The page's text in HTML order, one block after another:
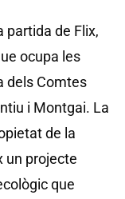
partida de Flix,
ocupa les
dels Comtes
i Montgai. La
de la
un projecte
que